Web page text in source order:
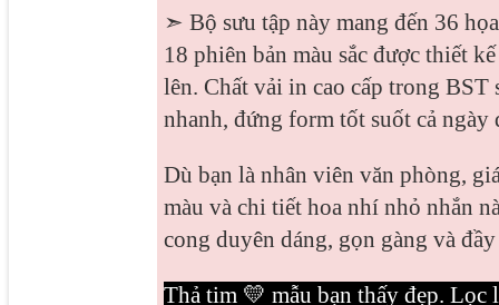
➣ Bộ sưu tập này mang đến 36
18 phiên bản màu sắc được thiết
lên. Chất vải in cao cấp trong
nhanh, đứng form tốt suốt cả ngày
Dù bạn là nhân viên văn phòng,
màu và chi tiết hoa nhí nhỏ nhắn
cong duyên dáng, gọn gàng và
Thả tim 💛 mẫu bạn thấy đẹp. Lọc